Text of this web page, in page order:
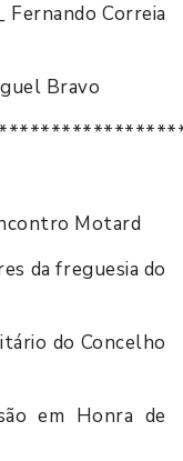
Fernando Correia
Bravo
Motard
da freguesia do
do Concelho
em Honra de